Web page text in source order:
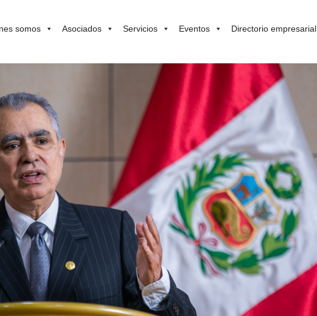
somos Asociados Servicios Eventos Directorio empresarial